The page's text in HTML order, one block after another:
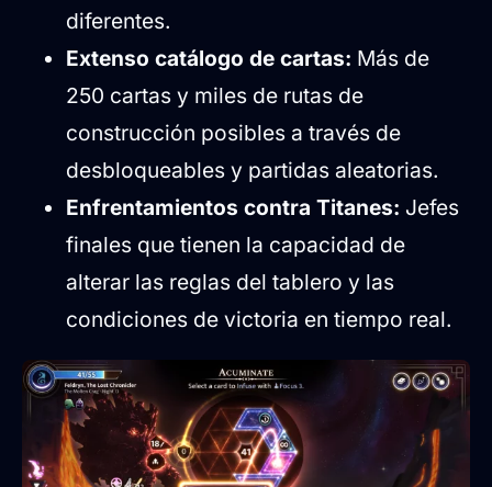
diferentes.
Extenso catálogo de cartas: Más de
250 cartas y miles de rutas de
construcción posibles a través de
desbloqueables y partidas aleatorias.
Enfrentamientos contra Titanes: Jefes
finales que tienen la capacidad de
alterar las reglas del tablero y las
condiciones de victoria en tiempo real.